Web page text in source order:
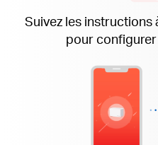
Suivez les instructions
pour